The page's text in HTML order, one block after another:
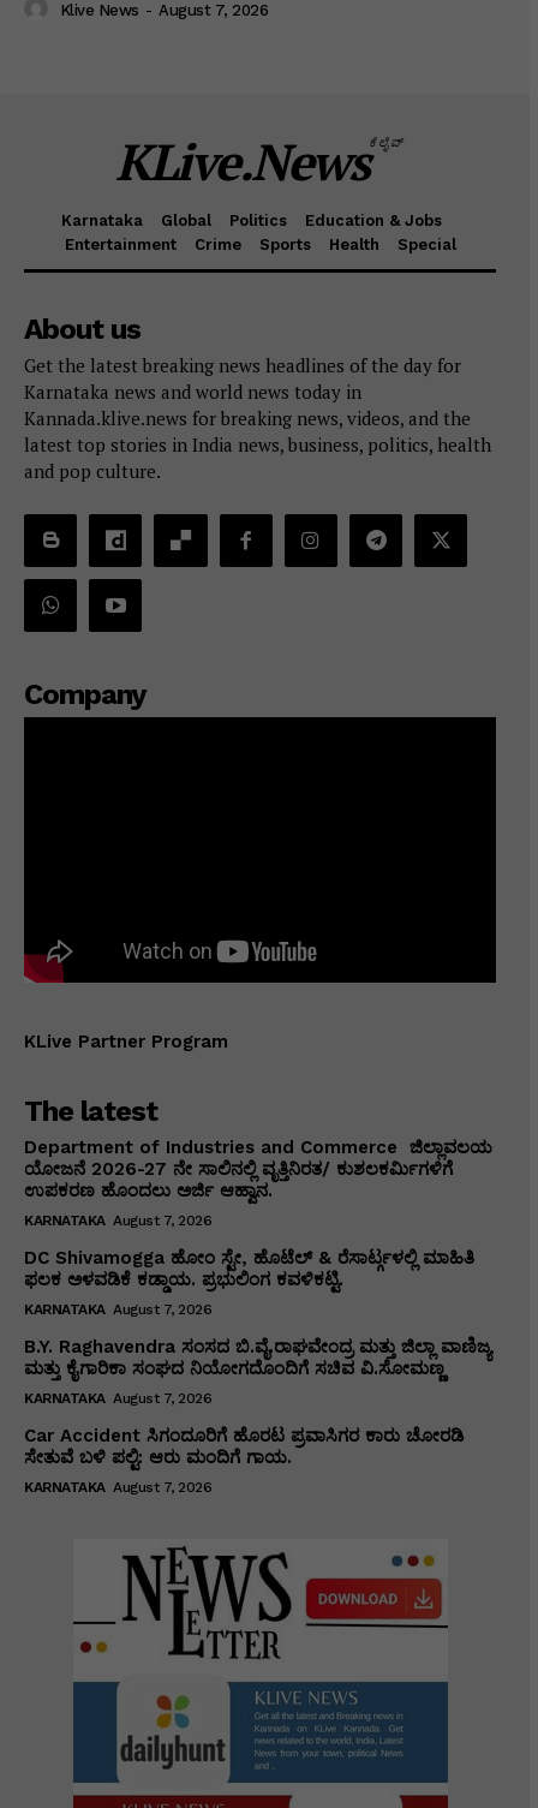
Klive News - August 7, 2026
KLive.Newsಕೆಲೈವ್
Karnataka Global Politics
Education & Jobs
Entertainment
Crime Sports Health Special
About us
Get the latest breaking news headlines of the day for
Karnataka news and world news today in
Kannada.klive.news for breaking news, videos, and the
latest top stories in India news, business, politics, health
and pop culture.
Company
KLive Partner Program
The latest
Department of Industries and Commerce ಜಿಲ್ಲಾವಲಯ
ಯೋಜನೆ 2026-27 ನೇ ಸಾಲಿನಲ್ಲಿ ವೃತ್ತಿನಿರತ/ ಕುಶಲಕರ್ಮಿಗಳಿಗೆ
ಉಪಕರಣ ಹೊಂದಲು ಅರ್ಜಿ ಆಹ್ವಾನ.
KARNATAKA August 7, 2026
DC Shivamogga ಹೋಂ ಸ್ಟೇ, ಹೊಟೆಲ್ & ರೆಸಾರ್ಟ್ಗಳಲ್ಲಿ ಮಾಹಿತಿ
ಫಲಕ ಅಳವಡಿಕೆ ಕಡ್ಡಾಯ. ಪ್ರಭುಲಿಂಗ ಕವಳಿಕಟ್ಟಿ.
KARNATAKA August 7, 2026
B.Y. Raghavendra ಸಂಸದ ಬಿ.ವೈ.ರಾಘವೇಂದ್ರ ಮತ್ತು ಜಿಲ್ಲಾ ವಾಣಿಜ್ಯ
ಮತ್ತು ಕೈಗಾರಿಕಾ ಸಂಘದ ನಿಯೋಗದೊಂದಿಗೆ ಸಚಿವ ವಿ‌.ಸೋಮಣ್ಣ
KARNATAKA August 7, 2026
Car Accident ಸಿಗಂದೂರಿಗೆ ಹೊರಟ ಪ್ರವಾಸಿಗರ ಕಾರು ಚೋರಡಿ
ಸೇತುವೆ ಬಳಿ ಪಲ್ಟಿ: ಆರು ಮಂದಿಗೆ ಗಾಯ.
KARNATAKA August 7, 2026